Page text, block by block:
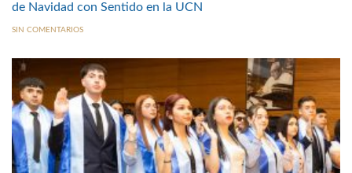
de Navidad con Sentido en la UCN
SIN COMENTARIOS